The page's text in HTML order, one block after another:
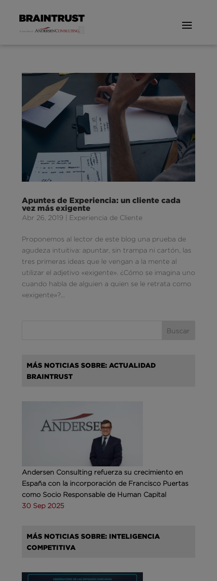
Apuntes de Experiencia: un cliente cada
vez más exigente
Abr 26, 2019 Experiencia de Cliente
Proponemos al lector de este blog una prueba de
agudeza intuitiva: apuntar, sin trampa ni cartón, las
tres primeras ideas que le vengan a la mente al
utilizar el adjetivo «exigente». ¿Cómo se imagina uno
cuando habla de alguien a quien se le retrata como
«exigente»?...
MÁS NOTICIAS SOBRE: ACTUALIDAD
BRAINTRUST
Andersen Consulting refuerza su crecimiento en
España con la incorporación de Francisco Puertas
como Socio Responsable de Human Capital
30 Sep 2025
MÁS NOTICIAS SOBRE: INTELIGENCIA
COMPETITIVA